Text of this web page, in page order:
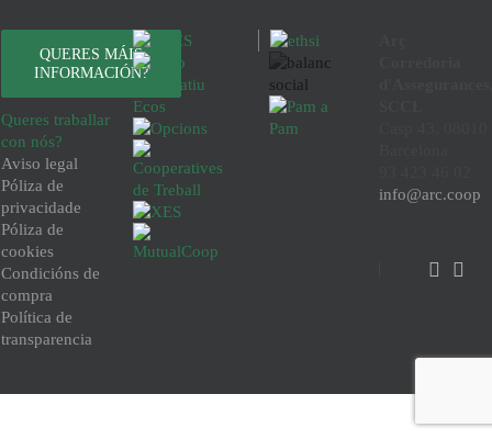
QUERES MÁIS
INFORMACIÓN?
Queres traballar
con nós?
Aviso legal
Póliza de
privacidade
Póliza de
cookies
Condicións de
compra
Política de
transparencia
info@arc.coop